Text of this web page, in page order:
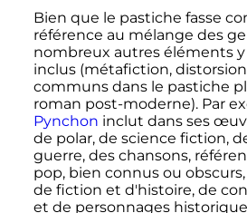
Bien que le pastiche fasse
référence au mélange des
nombreux autres éléments
inclus (métafiction,
communs dans le pastiche
roman post-moderne). Par
Pynchon inclut dans ses
de polar, de science fiction,
guerre, des chansons,
pop, bien connus ou
de fiction et d'histoire, de
et de personnages